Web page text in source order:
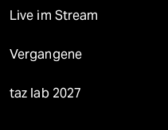
Live im Stream
Vergangene
taz lab 2027